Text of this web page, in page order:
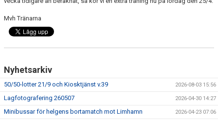
Mvh Tränarna
Nyhetsarkiv
50/50-lotter 21/9 och Kiosktjänst v.39 2026-08-03 15:56
Lagfotografering 260507 2026-04-30 14:27
Minibussar för helgens bortamatch mot Limhamn 2026-04-23 07:06